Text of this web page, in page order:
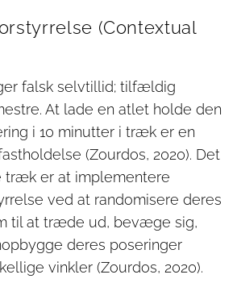
(Contextual
falsk selvtillid; tilfældig
At lade en atlet holde den
i 10 minutter i træk er en
(Zourdos, 2020). Det
træk er at implementere
ved at randomisere deres
til at træde ud, bevæge sig,
deres poseringer
vinkler (Zourdos, 2020).